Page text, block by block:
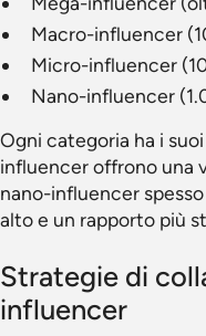
Macro-influencer
Micro-influencer
Nano-influencer
Ogni categoria ha i
influencer offrono una
nano-influencer
alto e un rapporto più
Strategie di
influencer